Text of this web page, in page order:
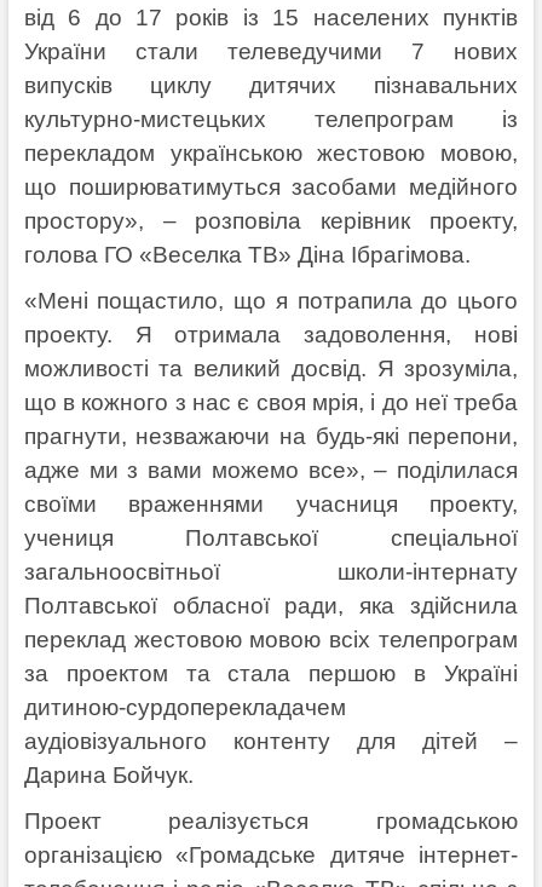
від 6 до 17 років із 15 населених пунктів
України стали телеведучими 7 нових
випусків циклу дитячих пізнавальних
культурно-мистецьких телепрограм із
перекладом українською жестовою мовою,
що поширюватимуться засобами медійного
простору», – розповіла керівник проекту,
голова ГО «Веселка ТВ» Діна Ібрагімова.
«Мені пощастило, що я потрапила до цього
проекту. Я отримала задоволення, нові
можливості та великий досвід. Я зрозуміла,
що в кожного з нас є своя мрія, і до неї треба
прагнути, незважаючи на будь-які перепони,
адже ми з вами можемо все», – поділилася
своїми враженнями учасниця проекту,
учениця Полтавської спеціальної
загальноосвітньої школи-інтернату
Полтавської обласної ради, яка здійснила
переклад жестовою мовою всіх телепрограм
за проектом та стала першою в Україні
дитиною-сурдоперекладачем
аудіовізуального контенту для дітей –
Дарина Бойчук.
Проект реалізується громадською
організацією «Громадське дитяче інтернет-